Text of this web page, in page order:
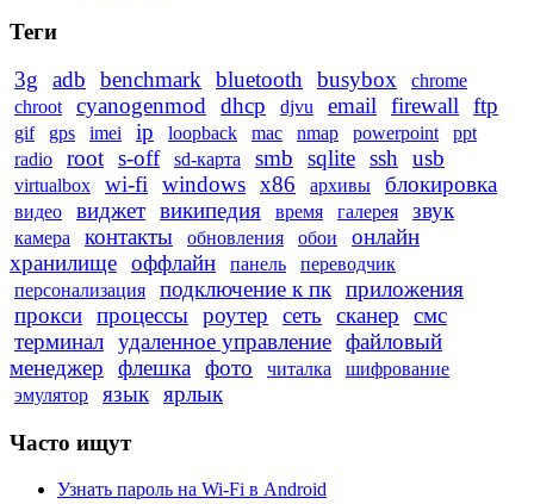
Теги
3g
adb benchmark bluetooth busybox
chrome
chroot
cyanogenmod dhcp djvu email firewall ftp
gif gps imei ip loopback mac nmap powerpoint
ppt
radio
root s-off sd-карта smb sqlite ssh usb
virtualbox wi-fi windows x86 архивы блокировка
видео виджет википедия время галерея звук
камера контакты обновления обои
онлайн
хранилище оффлайн панель
переводчик
персонализация
подключение к пк приложения
прокси процессы роутер сеть сканер
смс
терминал удаленное управление файловый
менеджер
флешка фото читалка
шифрование
эмулятор
язык ярлык
Часто ищут
Узнать пароль на Wi-Fi в Android